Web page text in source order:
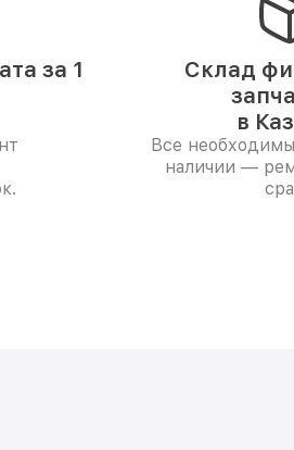
за 1
Склад
в
Все
наличии —